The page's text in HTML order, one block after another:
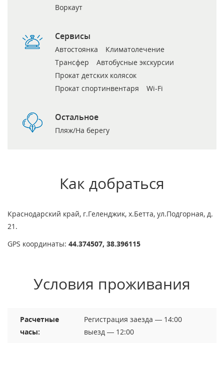
Воркаут
Сервисы
Автостоянка
Климатолечение
Трансфер
Автобусные экскурсии
Прокат детских колясок
Прокат спортинвентаря
Wi-Fi
Остальное
Пляж/На берегу
Как добраться
Краснодарский край, г.Геленджик, х.Бетта, ул.Подгорная, д.
21.
GPS координаты: 44.374507, 38.396115
Условия проживания
Расчетные
часы:
Регистрация заезда — 14:00
выезд — 12:00